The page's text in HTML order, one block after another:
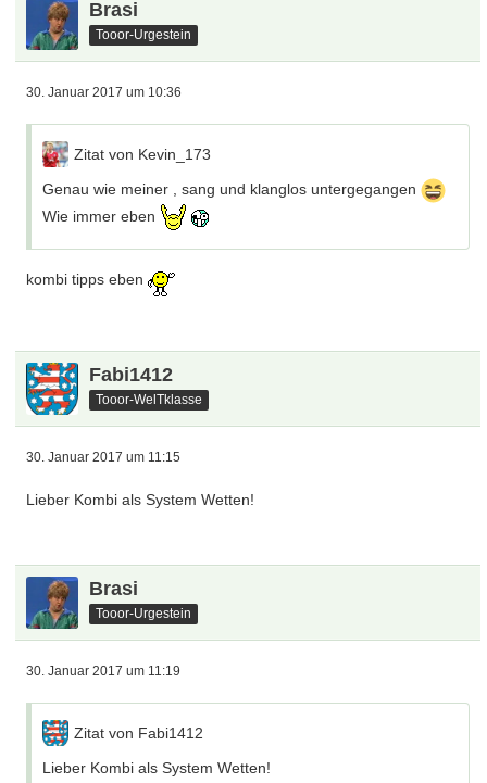
Brasi
Tooor-Urgestein
30. Januar 2017 um 10:36
Zitat von Kevin_173
Genau wie meiner , sang und klanglos untergegangen
Wie immer eben
kombi tipps eben
Fabi1412
Tooor-WelTklasse
30. Januar 2017 um 11:15
Lieber Kombi als System Wetten!
Brasi
Tooor-Urgestein
30. Januar 2017 um 11:19
Zitat von Fabi1412
Lieber Kombi als System Wetten!